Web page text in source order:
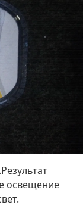
освещение